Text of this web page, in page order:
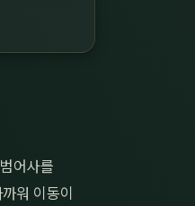
어사를
워 이동이